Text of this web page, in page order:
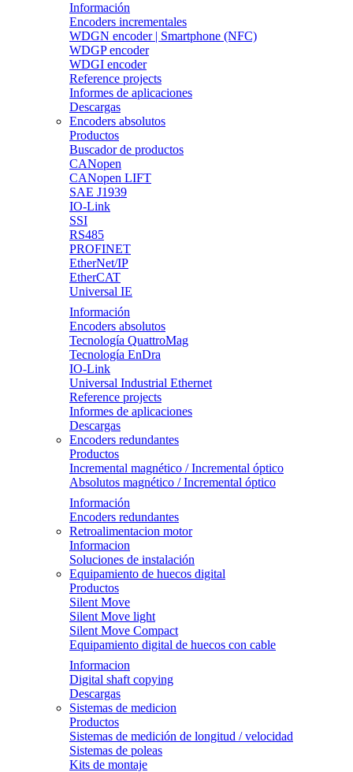
Información
Encoders incrementales
WDGN encoder | Smartphone (NFC)
WDGP encoder
WDGI encoder
Reference projects
Informes de aplicaciones
Descargas
Encoders absolutos
Productos
Buscador de productos
CANopen
CANopen LIFT
SAE J1939
IO-Link
SSI
RS485
PROFINET
EtherNet/IP
EtherCAT
Universal IE
Información
Encoders absolutos
Tecnología QuattroMag
Tecnología EnDra
IO-Link
Universal Industrial Ethernet
Reference projects
Informes de aplicaciones
Descargas
Encoders redundantes
Productos
Incremental magnético / Incremental óptico
Absolutos magnético / Incremental óptico
Información
Encoders redundantes
Retroalimentacion motor
Informacion
Soluciones de instalación
Equipamiento de huecos digital
Productos
Silent Move
Silent Move light
Silent Move Compact
Equipamiento digital de huecos con cable
Informacion
Digital shaft copying
Descargas
Sistemas de medicion
Productos
Sistemas de medición de longitud / velocidad
Sistemas de poleas
Kits de montaje